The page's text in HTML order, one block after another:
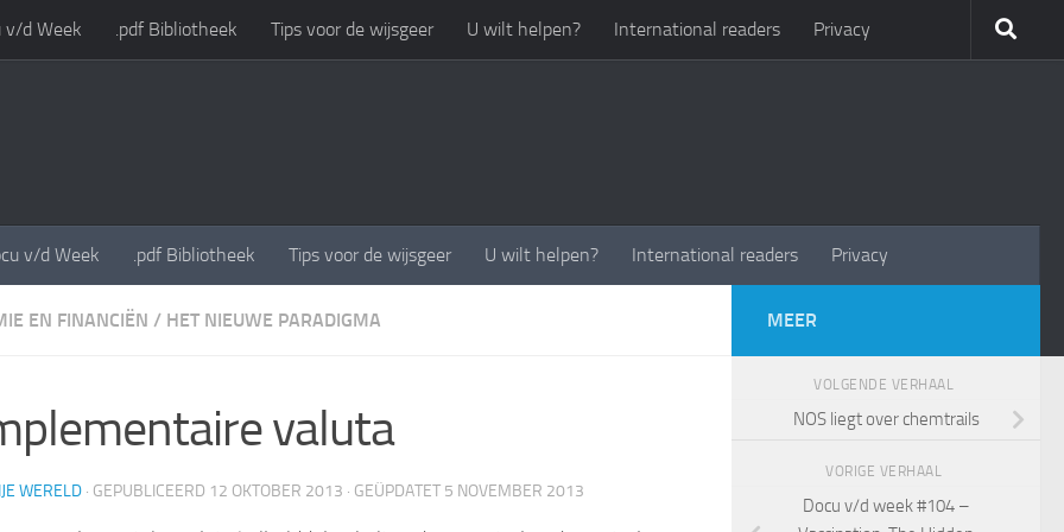
v/d Week .pdf Bibliotheek Tips voor de wijsgeer U wilt helpen? International readers Privacy
v/d Week .pdf Bibliotheek Tips voor de wijsgeer U wilt helpen? International readers Privacy
EN FINANCIËN / HET NIEUWE PARADIGMA
valuta
WERELD · GEPUBLICEERD 12 OKTOBER 2013 · GEÜPDATET 5 NOVEMBER 2013
MEER
VOLGENDE VERHAAL
NOS liegt over chemtrails
VORIGE VERHAAL
Docu v/d week #104 –